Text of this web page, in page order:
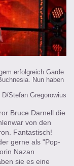
erfolgreich Garde
Nun haben
Stefan Gregorowius
Bruce Darnell die
von den
Fantastisch!
gerne als "Pop-
Nazan
sie es eine